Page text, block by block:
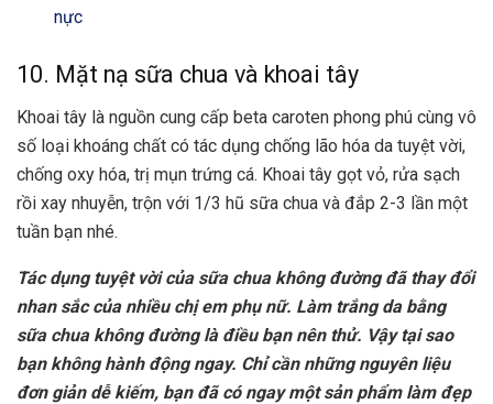
nực
10. Mặt nạ sữa chua và khoai tây
Khoai tây là nguồn cung cấp beta caroten phong phú cùng vô
số loại khoáng chất có tác dụng chống lão hóa da tuyệt vời,
chống oxy hóa, trị mụn trứng cá. Khoai tây gọt vỏ, rửa sạch
rồi xay nhuyễn, trộn với 1/3 hũ sữa chua và đắp 2-3 lần một
tuần bạn nhé.
Tác dụng tuyệt vời của sữa chua không đường đã thay đổi
nhan sắc của nhiều chị em phụ nữ. Làm trắng da bằng
sữa chua không đường là điều bạn nên thử. Vậy tại sao
bạn không hành động ngay. Chỉ cần những nguyên liệu
đơn giản dễ kiếm, bạn đã có ngay một sản phẩm làm đẹp